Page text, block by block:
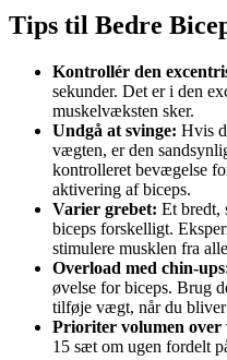
Tips til Bedre
Kontrollér den
sekunder. Det er i den
muskelvæksten sker.
Undgå at svinge: Hvis
vægten, er den
kontrolleret bevægelse
aktivering af biceps.
Varier grebet: Et bredt,
biceps forskelligt.
stimulere musklen fra
Overload med chin-
øvelse for biceps. Brug
tilføje vægt, når du
Prioriter volumen
15 sæt om ugen fordelt